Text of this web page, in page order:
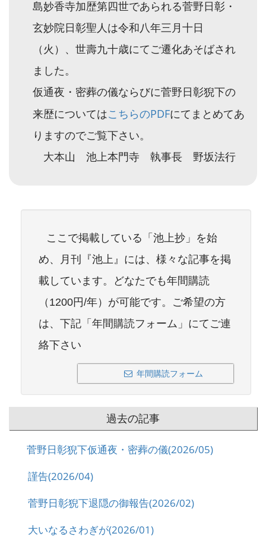
島妙香寺加歴第四世であられる菅野日彰・
玄妙院日彰聖人は令和八年三月十日
（火）、世壽九十歳にてご遷化あそばされ
ました。
仮通夜・密葬の儀ならびに菅野日彰猊下の
来歴についてはこちらのPDFにてまとめてあ
りますのでご覧下さい。
大本山 池上本門寺 執事長 野坂法行
ここで掲載している「池上抄」を始
め、月刊『池上』には、様々な記事を掲
載しています。どなたでも年間購読
（1200円/年）が可能です。ご希望の方
は、下記「年間購読フォーム」にてご連
絡下さい
年間購読フォーム
過去の記事
菅野日彰猊下仮通夜・密葬の儀(2026/05)
謹告(2026/04)
菅野日彰猊下退隠の御報告(2026/02)
大いなるさわぎが(2026/01)